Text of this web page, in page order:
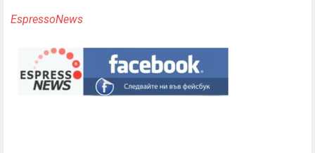
EspressoNews